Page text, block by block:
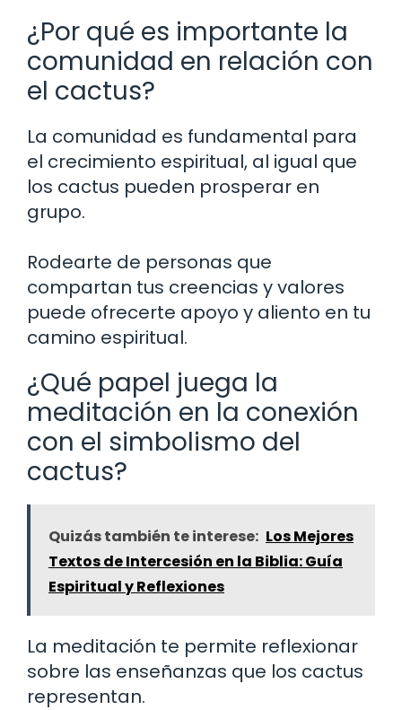
¿Por qué es importante la
comunidad en relación con
el cactus?
La comunidad es fundamental para
el crecimiento espiritual, al igual que
los cactus pueden prosperar en
grupo.
Rodearte de personas que
compartan tus creencias y valores
puede ofrecerte apoyo y aliento en tu
camino espiritual.
¿Qué papel juega la
meditación en la conexión
con el simbolismo del
cactus?
Quizás también te interese: Los Mejores
Textos de Intercesión en la Biblia: Guía
Espiritual y Reflexiones
La meditación te permite reflexionar
sobre las enseñanzas que los cactus
representan.